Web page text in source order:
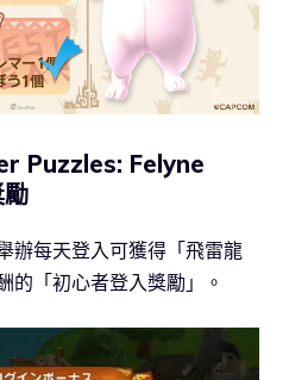
Puzzles: Felyne
辦每天登入可獲得「飛雷龍
的「初心者登入獎勵」。